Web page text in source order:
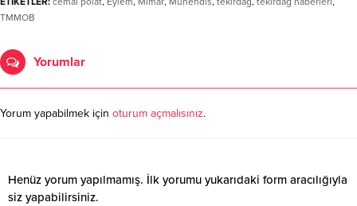
TMMOB
Yorumlar
Yorum yapabilmek için oturum açmalısınız.
Henüz yorum yapılmamış. İlk yorumu yukarıdaki form aracılığıyla
siz yapabilirsiniz.